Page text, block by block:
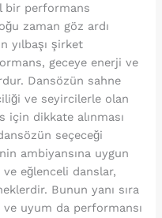
bir performans
zaman göz ardı
yılbaşı şirket
geceye enerji ve
Dansözün sahne
ve seyircilerle olan
için dikkate alınması
seçeceği
ambiyansına uygun
ve eğlenceli danslar,
Bunun yanı sıra
ve uyum da performansı